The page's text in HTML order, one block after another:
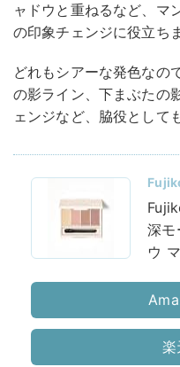
ャドウと重ねるなど、マ
の印象チェンジに役立ち
どれもシアーな発色なの
の影ライン、下まぶたの
ェンジなど、脇役として
深モ
ウ
楽